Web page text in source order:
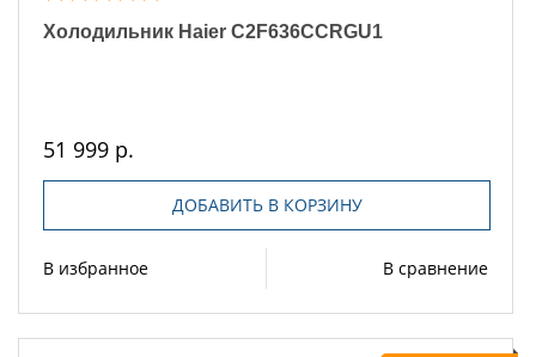
Холодильник Haier C2F636CCRGU1
51 999 р.
ДОБАВИТЬ В КОРЗИНУ
В избранное В сравнение